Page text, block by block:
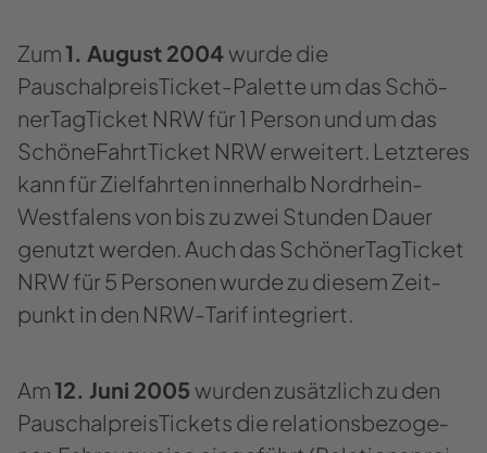
Zum1. Au­gust 2004wurde die
PauschalpreisTicket-​Palette um das Schö­
ner­Tag­Ti­cket NRW für 1 Per­son und um das
Schö­ne­Fahrt­Ti­cket NRW er­wei­tert. Letz­te­res
kann für Ziel­fahr­ten in­ner­halb Nordrhein-​
Westfalens von bis zu zwei Stun­den Dauer
ge­nutzt wer­den. Auch das Schö­ner­Tag­Ti­cket
NRW für 5 Per­so­nen wurde zu die­sem Zeit­
punkt in den NRW-​Tarif in­te­griert.
Am12. Juni 2005 wur­den zu­sätz­lich zu den
Pau­schal­prei­s­Ti­ckets die re­la­ti­ons­be­zo­ge­